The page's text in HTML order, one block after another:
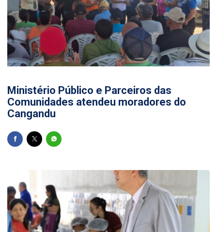
Ministério Público e Parceiros das
Comunidades atendeu moradores do
Cangandu